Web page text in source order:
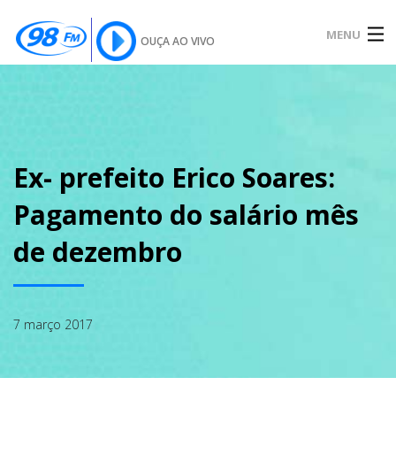
OUÇA AO VIVO MENU
SOBRE
NOTÍCIAS
Ex- prefeito Erico Soares:
Pagamento do salário mês
de dezembro
7 março 2017